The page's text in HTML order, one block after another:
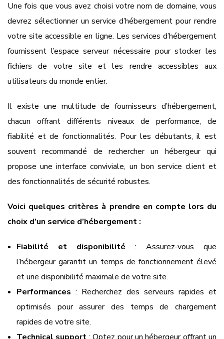
Une fois que vous avez choisi votre nom de domaine, vous
devrez sélectionner un service d’hébergement pour rendre
votre site accessible en ligne. Les services d’hébergement
fournissent l’espace serveur nécessaire pour stocker les
fichiers de votre site et les rendre accessibles aux
utilisateurs du monde entier.
Il existe une multitude de fournisseurs d’hébergement,
chacun offrant différents niveaux de performance, de
fiabilité et de fonctionnalités. Pour les débutants, il est
souvent recommandé de rechercher un hébergeur qui
propose une interface conviviale, un bon service client et
des fonctionnalités de sécurité robustes.
Voici quelques critères à prendre en compte lors du
choix d’un service d’hébergement :
Fiabilité et disponibilité : Assurez-vous que
l’hébergeur garantit un temps de fonctionnement élevé
et une disponibilité maximale de votre site.
Performances : Recherchez des serveurs rapides et
optimisés pour assurer des temps de chargement
rapides de votre site.